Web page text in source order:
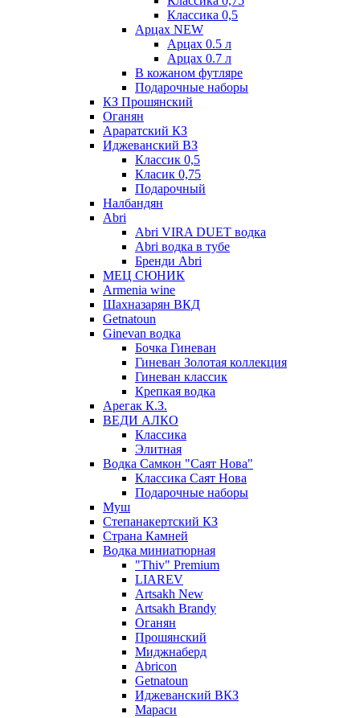
Классика 0,5
Арцах NEW
Арцах 0.5 л
Арцах 0.7 л
В кожаном футляре
Подарочные наборы
КЗ Прошянский
Оганян
Араратский КЗ
Иджеванский ВЗ
Классик 0,5
Класик 0,75
Подарочный
Налбандян
Abri
Abri VIRA DUET водка
Abri водка в тубе
Бренди Abri
МЕЦ СЮНИК
Armenia wine
Шахназарян ВКД
Getnatoun
Ginevan водка
Бочка Гиневан
Гиневан Золотая коллекция
Гиневан классик
Крепкая водка
Арегак К.З.
ВЕДИ АЛКО
Классика
Элитная
Водка Самкон "Саят Нова"
Классика Саят Нова
Подарочные наборы
Муш
Степанакертский КЗ
Страна Камней
Водка миниатюрная
"Thiv" Premium
LIAREV
Artsakh New
Artsakh Brandy
Оганян
Прошянский
Миджнаберд
Abricon
Getnatoun
Иджеванский ВКЗ
Мараси